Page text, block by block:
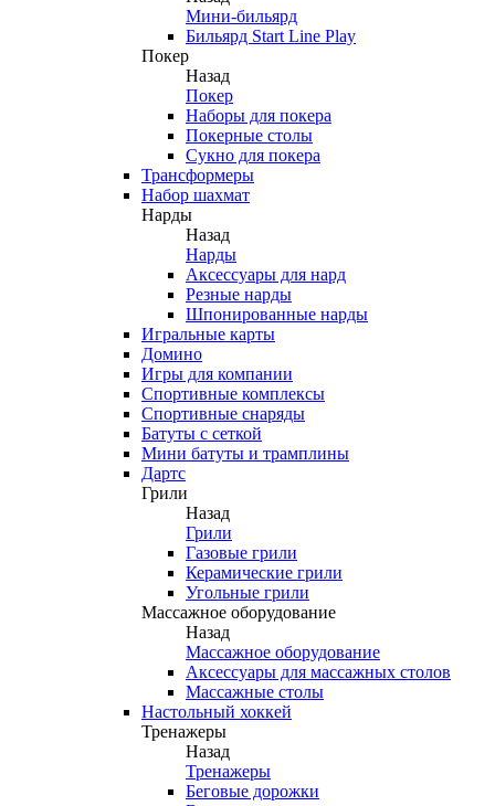
Мини-бильярд
Бильярд Start Line Play
Покер
Назад
Покер
Наборы для покера
Покерные столы
Сукно для покера
Трансформеры
Набор шахмат
Нарды
Назад
Нарды
Аксессуары для нард
Резные нарды
Шпонированные нарды
Игральные карты
Домино
Игры для компании
Спортивные комплексы
Спортивные снаряды
Батуты с сеткой
Мини батуты и трамплины
Дартс
Грили
Назад
Грили
Газовые грили
Керамические грили
Угольные грили
Массажное оборудование
Назад
Массажное оборудование
Аксессуары для массажных столов
Массажные столы
Настольный хоккей
Тренажеры
Назад
Тренажеры
Беговые дорожки